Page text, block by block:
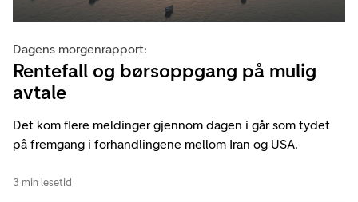
Dagens morgenrapport:
Rentefall og børsoppgang på mulig
avtale
Det kom flere meldinger gjennom dagen i går som tydet
på fremgang i forhandlingene mellom Iran og USA.
3 min lesetid